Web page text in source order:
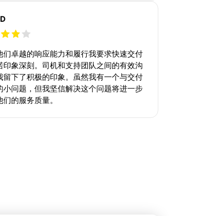
们卓越的响应能力和履行我要求快速交付
印象深刻。司机和支持团队之间的有效沟
留下了积极的印象。虽然我有一个与交付
小问题，但我坚信解决这个问题将进一步
的服务质量。